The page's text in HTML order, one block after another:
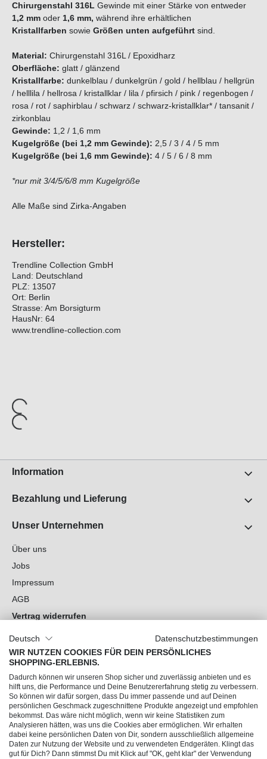
Chirurgenstahl 316L Gewinde mit einer Stärke von entweder
1,2 mm oder 1,6 mm, während ihre erhältlichen
Kristallfarben sowie Größen unten aufgeführt sind.
Material: Chirurgenstahl 316L / Epoxidharz
Oberfläche: glatt / glänzend
Kristallfarbe: dunkelblau / dunkelgrün / gold / hellblau / hellgrün
/ helllila / hellrosa / kristallklar / lila / pfirsich / pink / regenbogen /
rosa / rot / saphirblau / schwarz / schwarz-kristallklar* / tansanit /
zirkonblau
Gewinde: 1,2 / 1,6 mm
Kugelgröße (bei 1,2 mm Gewinde): 2,5 / 3 / 4 / 5 mm
Kugelgröße (bei 1,6 mm Gewinde): 4 / 5 / 6 / 8 mm
*nur mit 3/4/5/6/8 mm Kugelgröße
Alle Maße sind Zirka-Angaben
Hersteller:
Trendline Collection GmbH
Land: Deutschland
PLZ: 13507
Ort: Berlin
Strasse: Am Borsigturm
HausNr: 64
www.trendline-collection.com
Information
Bezahlung und Lieferung
Unser Unternehmen
Über uns
Jobs
Impressum
AGB
Vertrag widerrufen
Cookie-Einstellungen
Du hast Fragen?
Unsere Socials
Deutsch
Datenschutzbestimmungen
WIR NUTZEN COOKIES FÜR DEIN PERSÖNLICHES
SHOPPING-ERLEBNIS.
Dadurch können wir unseren Shop sicher und zuverlässig anbieten und es
hilft uns, die Performance und Deine Benutzererfahrung stetig zu verbessern.
So können wir dafür sorgen, dass Du immer passende und auf Deinen
persönlichen Geschmack zugeschnittene Produkte angezeigt und empfohlen
bekommst. Das wäre nicht möglich, wenn wir keine Statistiken zum
Analysieren hätten, was uns die Cookies aber ermöglichen. Wir erhalten
dabei keine persönlichen Daten von Dir, sondern ausschließlich allgemeine
Daten zur Nutzung der Website und zu verwendeten Endgeräten. Klingt das
gut für Dich? Dann stimmst Du mit Klick auf "OK, geht klar" der Verwendung